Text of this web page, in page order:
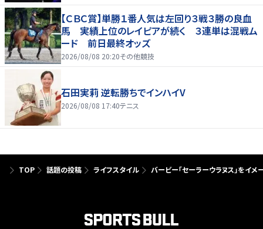
【ＣＢＣ賞】単勝１番人気は左回り３戦３勝の良血
馬 実績上位のレイピアが続く ３連単は混戦ム
ード 前日最終オッズ
2026/08/08 20:20その他競技
石田実莉 逆転勝ちでインハイV
2026/08/08 17:40テニス
TOP 話題の投稿 ライフスタイル バービー「セーラーウラヌス」をイ